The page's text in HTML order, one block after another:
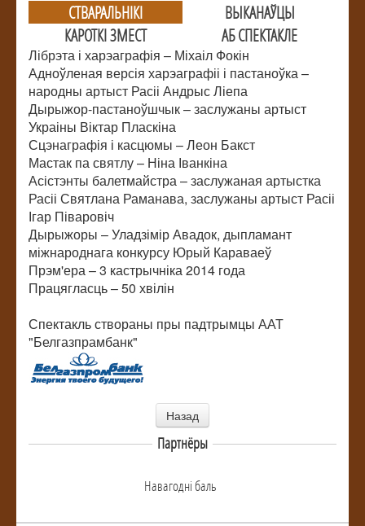
СТВАРАЛЬНIКI
ВЫКАНАЎЦЫ
КАРОТКІ ЗМЕСТ
АБ СПЕКТАКЛЕ
Лібрэта і харэаграфія – Міхаіл Фокін
Адноўленая версія харэаграфіі і пастаноўка –
народны артыст Расіі Андрыс Ліепа
Дырыжор-пастаноўшчык – заслужаны артыст
Украіны Віктар Пласкіна
Сцэнаграфія і касцюмы – Леон Бакст
Мастак па святлу – Ніна Іванкіна
Асістэнты балетмайстра – заслужаная артыстка
Расіі Святлана Раманава, заслужаны артыст Расіі
Ігар Піваровіч
Дырыжоры – Уладзімір Авадок, дыпламант
міжнароднага конкурсу Юрый Караваеў
Прэм'ера – 3 кастрычніка 2014 года
Працягласць – 50 хвілін
Спектакль створаны пры падтрымцы ААТ
"Белгазпрамбанк"
Назад
Партнёры
Навагоднi баль